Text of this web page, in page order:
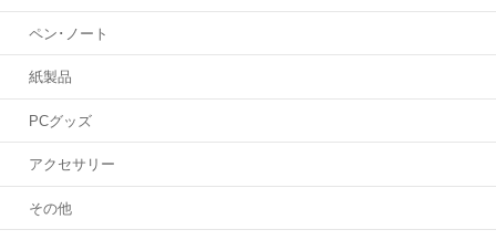
ペン･ノート
紙製品
PCグッズ
アクセサリー
その他